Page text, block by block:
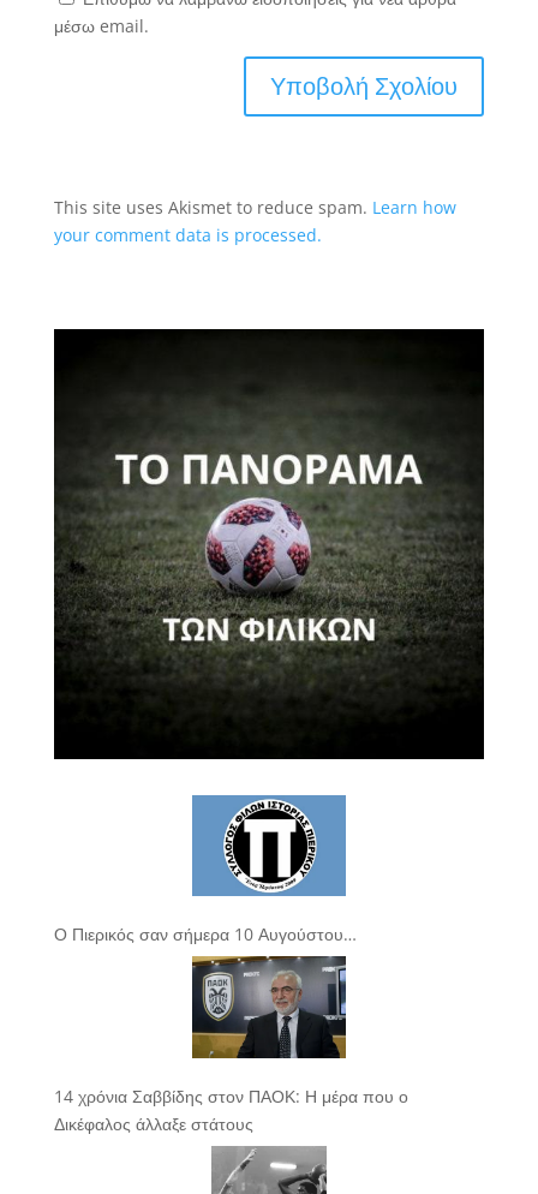
μέσω email.
This site uses Akismet to reduce spam. Learn how
your comment data is processed.
Ο Πιερικός σαν σήμερα 10 Αυγούστου…
14 χρόνια Σαββίδης στον ΠΑΟΚ: Η μέρα που ο
Δικέφαλος άλλαξε στάτους